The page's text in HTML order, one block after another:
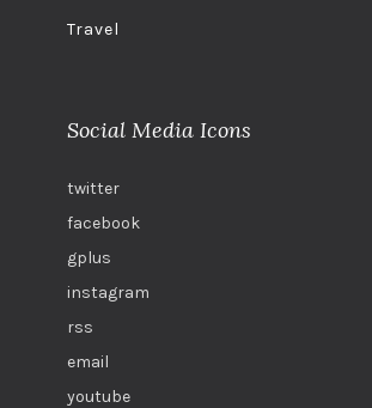
Travel
Social Media Icons
twitter
facebook
gplus
instagram
rss
email
youtube